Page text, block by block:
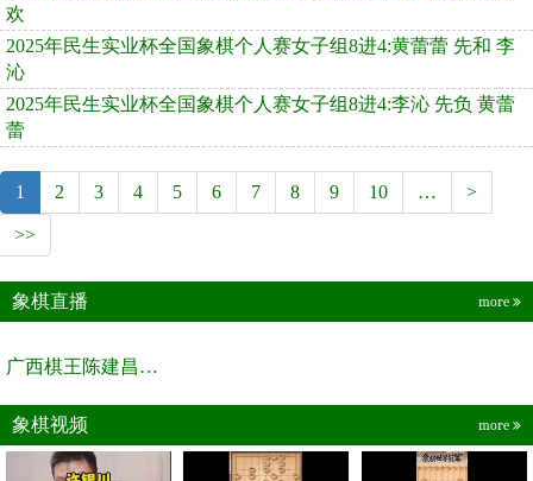
欢
2025年民生实业杯全国象棋个人赛女子组8进4:黄蕾蕾 先和 李
沁
2025年民生实业杯全国象棋个人赛女子组8进4:李沁 先负 黄蕾
蕾
1 2 3 4 5 6 7 8 9 10 … >
>>
象棋直播 more
广西棋王陈建昌直播间
象棋视频 more